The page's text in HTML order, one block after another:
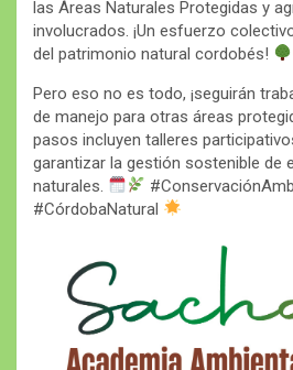
las Áreas Naturales Protegidas y
involucrados. ¡Un esfuerzo
del patrimonio natural cordobés!
Pero eso no es todo, ¡seguirán
de manejo para otras áreas
pasos incluyen talleres
garantizar la gestión sostenible de
naturales.
#CórdobaNatural